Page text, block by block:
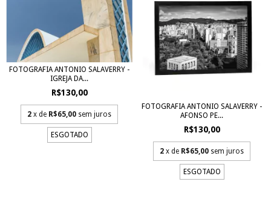
FOTOGRAFIA ANTONIO SALAVERRY -
IGREJA DA...
R$130,00
2 x de R$65,00 sem juros
ESGOTADO
FOTOGRAFIA ANTONIO SALAVERRY -
AFONSO PE...
R$130,00
2 x de R$65,00 sem juros
ESGOTADO